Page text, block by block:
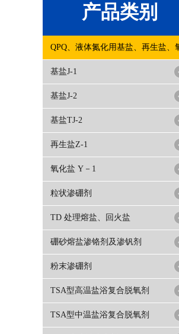
产品类别
QPQ、液体氮化用基盐、再生盐、
基盐J-1
基盐J-2
基盐TJ-2
再生盐Z-1
氧化盐 Y－1
粒状渗硼剂
TD 处理熔盐、回火盐
硼砂熔盐渗铬剂及渗钒剂
粉末渗硼剂
TSA型高温盐浴复合脱氧剂
TSA型中温盐浴复合脱氧剂